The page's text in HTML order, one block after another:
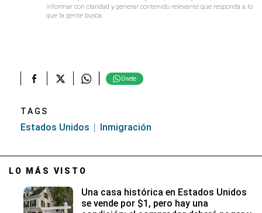
informar con claridad y generar contenido relevante que responda a lo
que la gente busca.
Únete
TAGS
Estados Unidos Inmigración
LO MÁS VISTO
Una casa histórica en Estados Unidos
se vende por $1, pero hay una